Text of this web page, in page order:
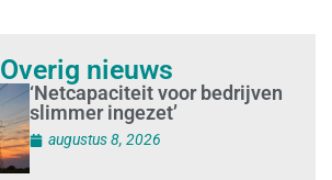
Overig nieuws
‘Netcapaciteit voor bedrijven
slimmer ingezet’
augustus 8, 2026